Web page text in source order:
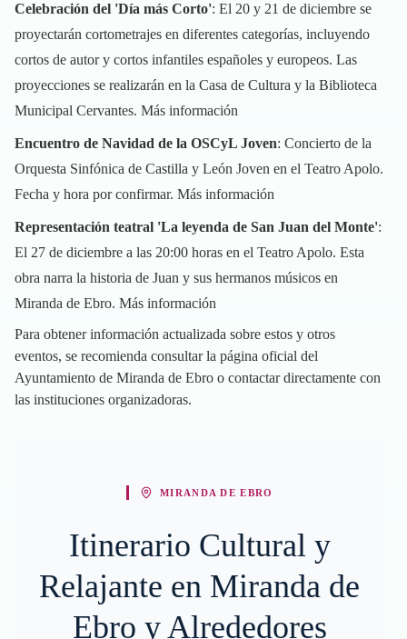
Celebración del 'Día más Corto': El 20 y 21 de diciembre se
proyectarán cortometrajes en diferentes categorías, incluyendo
cortos de autor y cortos infantiles españoles y europeos. Las
proyecciones se realizarán en la Casa de Cultura y la Biblioteca
Municipal Cervantes. Más información
Encuentro de Navidad de la OSCyL Joven: Concierto de la
Orquesta Sinfónica de Castilla y León Joven en el Teatro Apolo.
Fecha y hora por confirmar. Más información
Representación teatral 'La leyenda de San Juan del Monte':
El 27 de diciembre a las 20:00 horas en el Teatro Apolo. Esta
obra narra la historia de Juan y sus hermanos músicos en
Miranda de Ebro. Más información
Para obtener información actualizada sobre estos y otros
eventos, se recomienda consultar la página oficial del
Ayuntamiento de Miranda de Ebro o contactar directamente con
las instituciones organizadoras.
MIRANDA DE EBRO
Itinerario Cultural y
Relajante en Miranda de
Ebro y Alrededores